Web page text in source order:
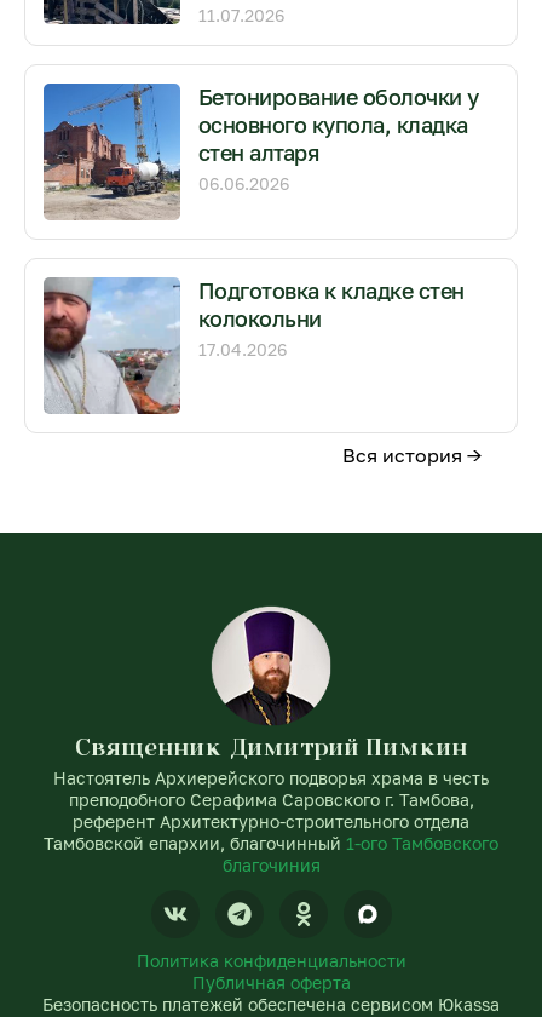
11.07.2026
Бетонирование оболочки у
основного купола, кладка
стен алтаря
06.06.2026
Подготовка к кладке стен
колокольни
17.04.2026
Вся история →
Священник Димитрий Пимкин
Настоятель Архиерейского подворья храма в честь
преподобного Серафима Саровского г. Тамбова,
референт Архитектурно-строительного отдела
Тамбовской епархии, благочинный 1-ого Тамбовского
благочиния
V
k
T
e
e
g
O
d
o
k
Политика конфиденциальности
Публичная оферта
Безопасность платежей обеспечена сервисом Юkassa